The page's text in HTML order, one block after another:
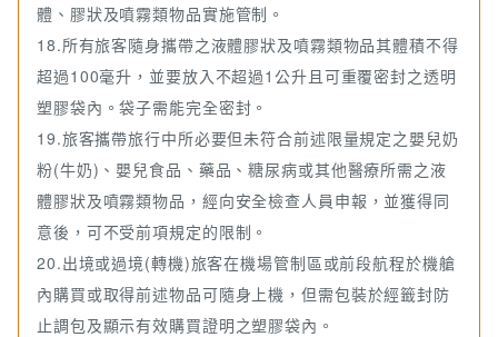
體、膠狀及噴霧類物品實施管制。
18.所有旅客隨身攜帶之液體膠狀及噴霧類物品其體積不得
超過100毫升，並要放入不超過1公升且可重覆密封之透明
塑膠袋內。袋子需能完全密封。
19.旅客攜帶旅行中所必要但未符合前述限量規定之嬰兒奶
粉(牛奶)、嬰兒食品、藥品、糖尿病或其他醫療所需之液
體膠狀及噴霧類物品，經向安全檢查人員申報，並獲得同
意後，可不受前項規定的限制。
20.出境或過境(轉機)旅客在機場管制區或前段航程於機艙
內購買或取得前述物品可隨身上機，但需包裝於經籤封防
止調包及顯示有效購買證明之塑膠袋內。